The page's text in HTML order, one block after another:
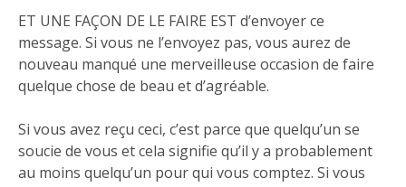
ET UNE FAÇON DE LE FAIRE EST d’envoyer ce
message. Si vous ne l’envoyez pas, vous aurez de
nouveau manqué une merveilleuse occasion de faire
quelque chose de beau et d’agréable.
Si vous avez reçu ceci, c’est parce que quelqu’un se
soucie de vous et cela signifie qu’il y a probablement
au moins quelqu’un pour qui vous comptez. Si vous